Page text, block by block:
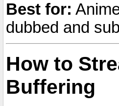
Best for:
dubbed and
How to
Buffering